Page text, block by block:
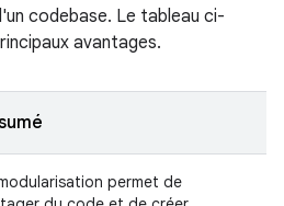
codebase. Le tableau ci-
avantages.
permet de